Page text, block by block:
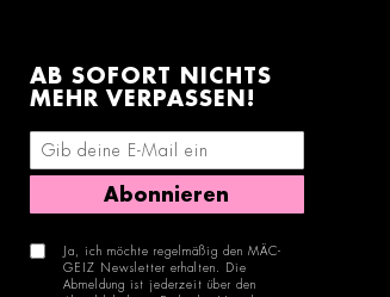
AB SOFORT NICHTS
MEHR VERPASSEN!
E-Mail-Adresse eingeben
Abonnieren
Ja, ich möchte regelmäßig den MÄC-
GEIZ Newsletter erhalten. Die
Abmeldung ist jederzeit über den